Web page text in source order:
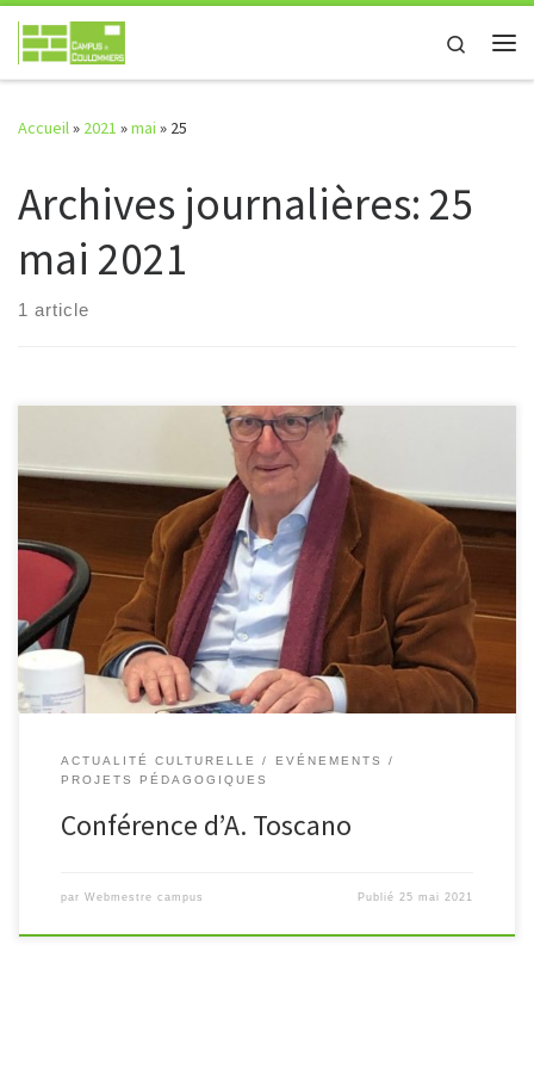
Passer au contenu
Search
Accueil» 2021 »mai » 25
Archives journalières: 25
mai 2021
1 article
CONFERENCE SUR LE THEME DE L’EUROPE Alberto TOSCANO,
journaliste, politologue et écrivain italien résidant en France, a
tenu une conférence devant des élèves de 1ère et Terminale du
Campus de […]
ACTUALITÉ CULTURELLE
EVÉNEMENTS
PROJETS PÉDAGOGIQUES
Conférence d’A. Toscano
par Webmestre campus Publié 25 mai 2021